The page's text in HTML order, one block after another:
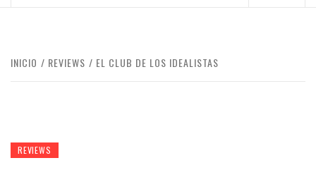
INICIO REVIEWS EL CLUB DE LOS IDEALISTAS
REVIEWS